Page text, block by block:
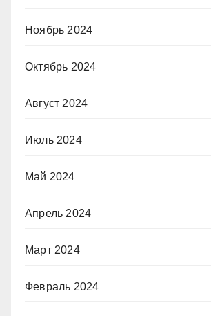
Ноябрь 2024
Октябрь 2024
Август 2024
Июль 2024
Май 2024
Апрель 2024
Март 2024
Февраль 2024